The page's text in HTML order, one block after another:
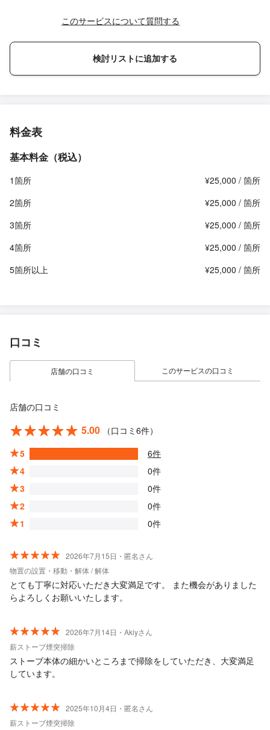
このサービスについて質問する
検討リストに追加する
料金表
基本料金（税込）
1箇所
¥25,000 / 箇所
2箇所
¥25,000 / 箇所
3箇所
¥25,000 / 箇所
4箇所
¥25,000 / 箇所
5箇所以上
¥25,000 / 箇所
口コミ
店舗の口コミ このサービスの口コミ
店舗の口コミ
5.00
（口コミ6件）
5
6件
4
0件
3
0件
2
0件
1
0件
2026年7月15日・匿名さん
物置の設置・移動・解体 / 解体
とても丁寧に対応いただき大変満足です。 また機会がありました
らよろしくお願いいたします。
2026年7月14日・Akiyさん
薪ストーブ煙突掃除
ストーブ本体の細かいところまで掃除をしていただき、大変満足
しています。
2025年10月4日・匿名さん
薪ストーブ煙突掃除